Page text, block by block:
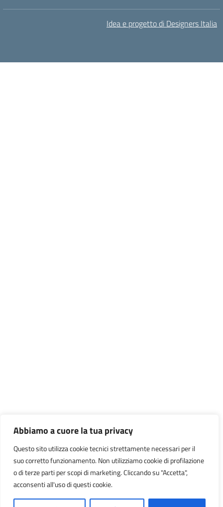
Abbiamo a cuore la tua privacy
Questo sito utilizza cookie tecnici strettamente necessari per il
suo corretto funzionamento. Non utilizziamo cookie di profilazione
o di terze parti per scopi di marketing. Cliccando su "Accetta",
acconsenti all'uso di questi cookie.
Idea e progetto di Designers Italia